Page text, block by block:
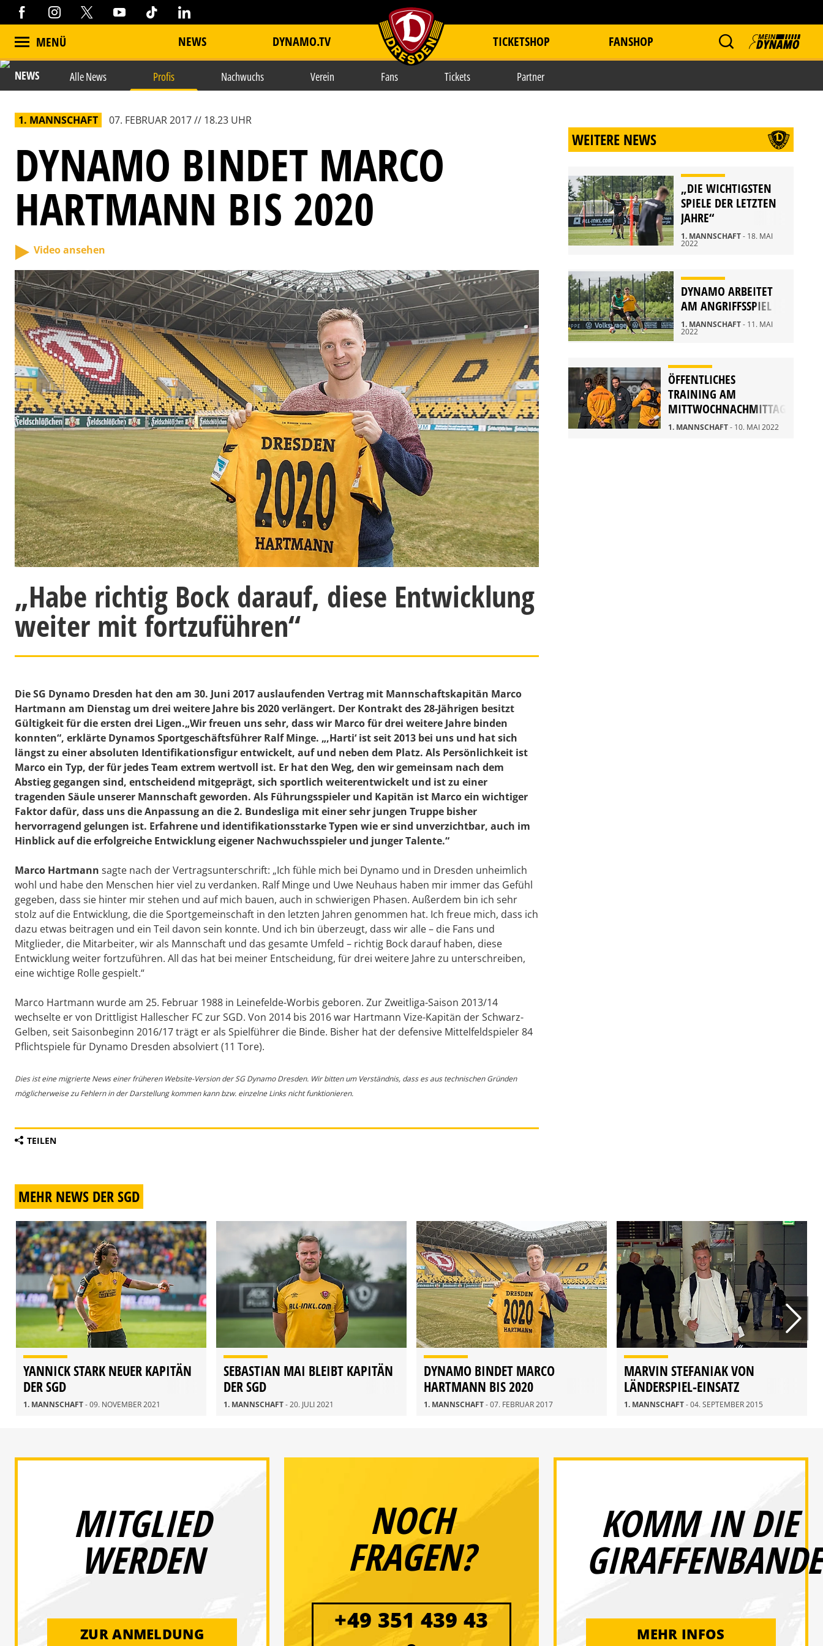
MENÜ NEWS DYNAMO.TV item.title TICKETSHOP FANSHOP
NEWS Alle News Profis Nachwuchs Verein Fans Tickets Partner
1. MANNSCHAFT 07. FEBRUAR 2017 // 18.23 UHR
DYNAMO BINDET MARCO
HARTMANN BIS 2020
Video ansehen
„Habe richtig Bock darauf, diese Entwicklung
weiter mit fortzuführen“
Die SG Dynamo Dresden hat den am 30. Juni 2017 auslaufenden Vertrag mit Mannschaftskapitän Marco
Hartmann am Dienstag um drei weitere Jahre bis 2020 verlängert. Der Kontrakt des 28-Jährigen besitzt
Gültigkeit für die ersten drei Ligen.„Wir freuen uns sehr, dass wir Marco für drei weitere Jahre binden
konnten“, erklärte Dynamos Sportgeschäftsführer Ralf Minge. „,Harti‘ ist seit 2013 bei uns und hat sich
längst zu einer absoluten Identifikationsfigur entwickelt, auf und neben dem Platz. Als Persönlichkeit ist
Marco ein Typ, der für jedes Team extrem wertvoll ist. Er hat den Weg, den wir gemeinsam nach dem
Abstieg gegangen sind, entscheidend mitgeprägt, sich sportlich weiterentwickelt und ist zu einer
tragenden Säule unserer Mannschaft geworden. Als Führungsspieler und Kapitän ist Marco ein wichtiger
Faktor dafür, dass uns die Anpassung an die 2. Bundesliga mit einer sehr jungen Truppe bisher
hervorragend gelungen ist. Erfahrene und identifikationsstarke Typen wie er sind unverzichtbar, auch im
Hinblick auf die erfolgreiche Entwicklung eigener Nachwuchsspieler und junger Talente.“
Marco Hartmann sagte nach der Vertragsunterschrift: „Ich fühle mich bei Dynamo und in Dresden unheimlich
wohl und habe den Menschen hier viel zu verdanken. Ralf Minge und Uwe Neuhaus haben mir immer das Gefühl
gegeben, dass sie hinter mir stehen und auf mich bauen, auch in schwierigen Phasen. Außerdem bin ich sehr
stolz auf die Entwicklung, die die Sportgemeinschaft in den letzten Jahren genommen hat. Ich freue mich, dass ich
dazu etwas beitragen und ein Teil davon sein konnte. Und ich bin überzeugt, dass wir alle – die Fans und
Mitglieder, die Mitarbeiter, wir als Mannschaft und das gesamte Umfeld – richtig Bock darauf haben, diese
Entwicklung weiter fortzuführen. All das hat bei meiner Entscheidung, für drei weitere Jahre zu unterschreiben,
eine wichtige Rolle gespielt.“
Marco Hartmann wurde am 25. Februar 1988 in Leinefelde-Worbis geboren. Zur Zweitliga-Saison 2013/14
wechselte er von Drittligist Hallescher FC zur SGD. Von 2014 bis 2016 war Hartmann Vize-Kapitän der Schwarz-
Gelben, seit Saisonbeginn 2016/17 trägt er als Spielführer die Binde. Bisher hat der defensive Mittelfeldspieler 84
Pflichtspiele für Dynamo Dresden absolviert (11 Tore).
Dies ist eine migrierte News einer früheren Website-Version der SG Dynamo Dresden. Wir bitten um Verständnis, dass es aus technischen Gründen
möglicherweise zu Fehlern in der Darstellung kommen kann bzw. einzelne Links nicht funktionieren.
TEILEN
WEITERE NEWS
„DIE WICHTIGSTEN
SPIELE DER LETZTEN
JAHRE“
1. MANNSCHAFT- 18. MAI
2022
DYNAMO ARBEITET
AM ANGRIFFSSPIEL
1. MANNSCHAFT- 11. MAI
2022
ÖFFENTLICHES
TRAINING AM
MITTWOCHNACHMITTAG
1. MANNSCHAFT- 10. MAI 2022
MEHR NEWS DER SGD
YANNICK STARK NEUER KAPITÄN
DER SGD
1. MANNSCHAFT- 09. NOVEMBER 2021
SEBASTIAN MAI BLEIBT KAPITÄN
DER SGD
1. MANNSCHAFT- 20. JULI 2021
DYNAMO BINDET MARCO
HARTMANN BIS 2020
1. MANNSCHAFT- 07. FEBRUAR 2017
MARVIN STEFANIAK VON
LÄNDERSPIEL-EINSATZ
ZURÜCKGEKEHRT
1. MANNSCHAFT- 04. SEPTEMBER 2015
MITGLIED
WERDEN
ZUR ANMELDUNG
NOCH
FRAGEN?
+49 351 439 43
KOMM IN DIE
GIRAFFENBANDE
MEHR INFOS